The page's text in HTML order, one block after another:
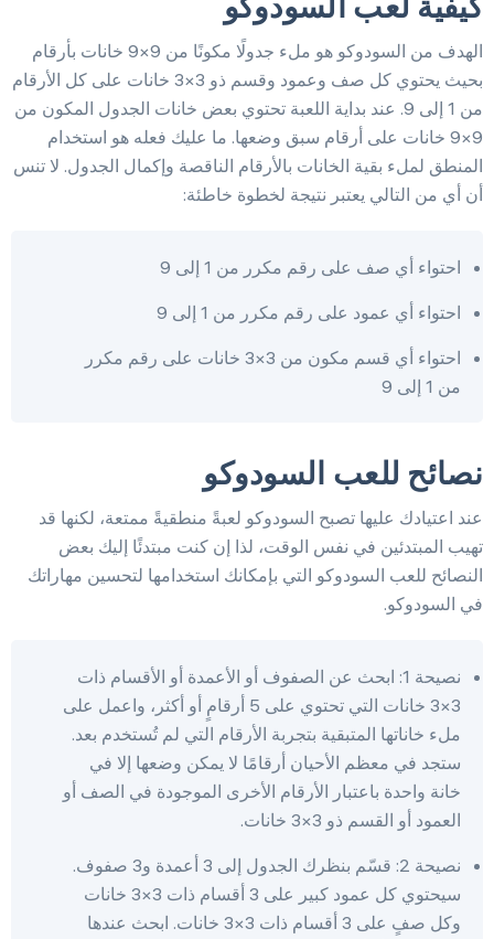
الهدف من السودوكو هو ملء جدولًا مكونًا من 9×9 خانات بأرقام
بحيث يحتوي كل صف وعمود وقسم ذو 3×3 خانات على كل الأرقام
من 1 إلى 9. عند بداية اللعبة تحتوي بعض خانات الجدول المكون من
9×9 خانات على أرقام سبق وضعها. ما عليك فعله هو استخدام
المنطق لملء بقية الخانات بالأرقام الناقصة وإكمال الجدول. لا تنس
أن أي من التالي يعتبر نتيجة لخطوة خاطئة:
احتواء أي صف على رقم مكرر من 1 إلى 9
احتواء أي عمود على رقم مكرر من 1 إلى 9
احتواء أي قسم مكون من 3×3 خانات على رقم مكرر
من 1 إلى 9
نصائح للعب السودوكو
عند اعتيادك عليها تصبح السودوكو لعبةً منطقيةً ممتعة، لكنها قد
تهيب المبتدئين في نفس الوقت، لذا إن كنت مبتدئًا إليك بعض
النصائح للعب السودوكو التي بإمكانك استخدامها لتحسين مهاراتك
في السودوكو.
نصيحة 1: ابحث عن الصفوف أو الأعمدة أو الأقسام ذات
3×3 خانات التي تحتوي على 5 أرقامٍ أو أكثر، واعمل على
ملء خاناتها المتبقية بتجربة الأرقام التي لم تُستخدم بعد.
ستجد في معظم الأحيان أرقامًا لا يمكن وضعها إلا في
خانة واحدة باعتبار الأرقام الأخرى الموجودة في الصف أو
العمود أو القسم ذو 3×3 خانات.
نصيحة 2: قسّم بنظرك الجدول إلى 3 أعمدة و3 صفوف.
سيحتوي كل عمود كبير على 3 أقسام ذات 3×3 خانات
وكل صفٍ على 3 أقسام ذات 3×3 خانات. ابحث عندها